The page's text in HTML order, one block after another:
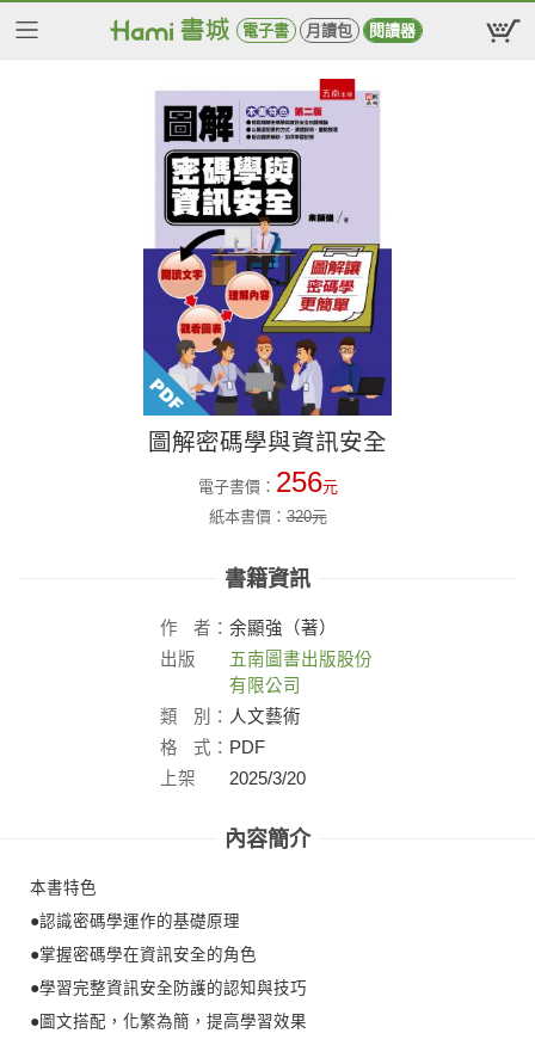
電子書 月讀包 閱讀器
圖解密碼學與資訊安全
電子書價： 256元
紙本書價：320元
書籍資訊
作 者： 余顯強（著）
出版
五南圖書出版股份
有限公司
類
別： 人文藝術
格
式： PDF
上架
2025/3/20
內容簡介
本書特色
●認識密碼學運作的基礎原理
●掌握密碼學在資訊安全的角色
●學習完整資訊安全防護的認知與技巧
●圖文搭配，化繁為簡，提高學習效果